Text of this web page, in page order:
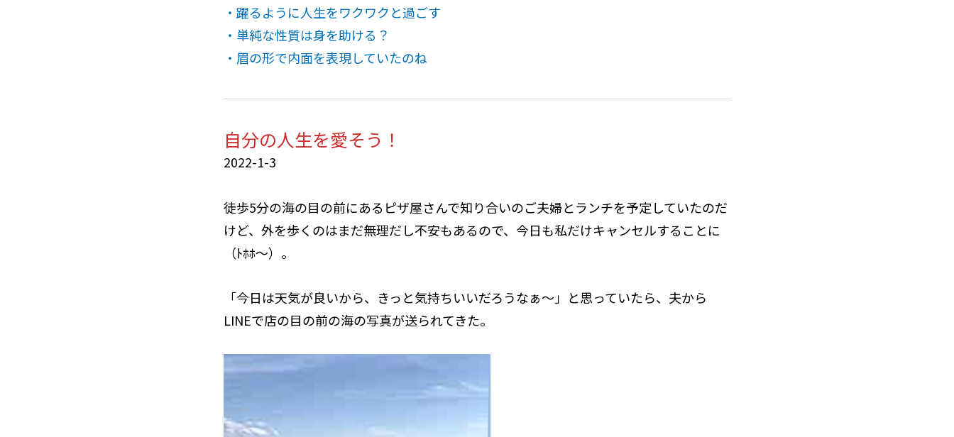
・躍るように人生をワクワクと過ごす
・単純な性質は身を助ける？
・眉の形で内面を表現していたのね
自分の人生を愛そう！
2022-1-3
徒歩5分の海の目の前にあるピザ屋さんで知り合いのご夫婦とランチを予定していたのだ
けど、外を歩くのはまだ無理だし不安もあるので、今日も私だけキャンセルすることに
（ﾄﾎﾎ〜）。
「今日は天気が良いから、きっと気持ちいいだろうなぁ〜」と思っていたら、夫から
LINEで店の目の前の海の写真が送られてきた。